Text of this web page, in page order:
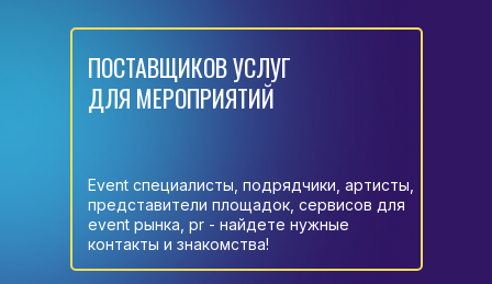
ПОСТАВЩИКОВ УСЛУГ
ДЛЯ МЕРОПРИЯТИЙ
Event специалисты, подрядчики, артисты,
представители площадок, сервисов для
event рынка, pr - найдете нужные
контакты и знакомства!